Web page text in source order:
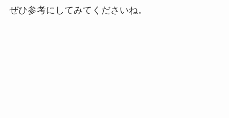
ぜひ参考にしてみてくださいね。